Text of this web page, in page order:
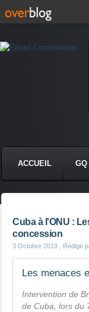
ACCUEIL GQ
Cuba à l'ONU :
concession
3 Octobre 2019 , Rédigé
Intervention de
de Cuba, lors du